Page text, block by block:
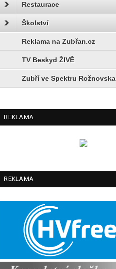
Restaurace
Školství
Reklama na Zubřan.cz
TV Beskyd ŽIVĚ
Zubří ve Spektru Rožnovska
REKLAMA
REKLAMA